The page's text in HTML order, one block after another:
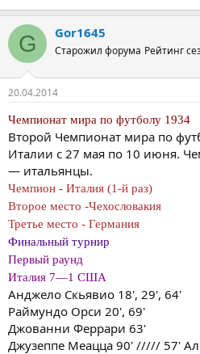
G Gor1645
Старожил форума Рейтинг
20.04.2014
Чемпионат мира по футболу 1934
Второй Чемпионат мира по
Италии с 27 мая по 10 июня.
— итальянцы.
Чемпион - Италия (1-й раз)
Второе место -Чехословакия
Третье место - Германия
Финальный турнир
Первый раунд
Италия 7—1 США
Анджело Скьявио 18', 29', 64'
Раймундо Орси 20', 69'
Джованни Феррари 63'
Джузеппе Меацца 90' ///// 57'